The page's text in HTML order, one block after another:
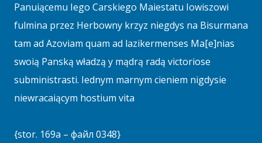
Panuiącemu Iego Carskiego Maiestatu Iowiszowi
fulmina przez Herbowny krzyz niegdys na Bisurmana
tam ad Azoviam quam ad lazikermenses Ma[e]nias
swoią Panską władzą y mądrą radą victoriose
subministrasti. Iednym marnym cieniem nigdysie
niewracaiącym hostium vita
{stor. 169a – файл 0348}